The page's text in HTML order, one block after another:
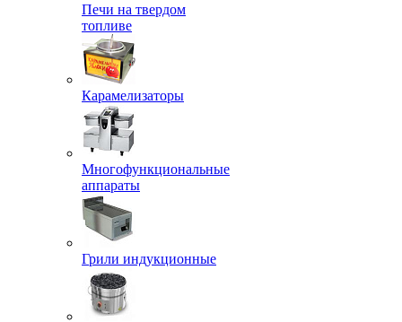
Печи на твердом
топливе
Карамелизаторы
Многофункциональные
аппараты
Грили индукционные